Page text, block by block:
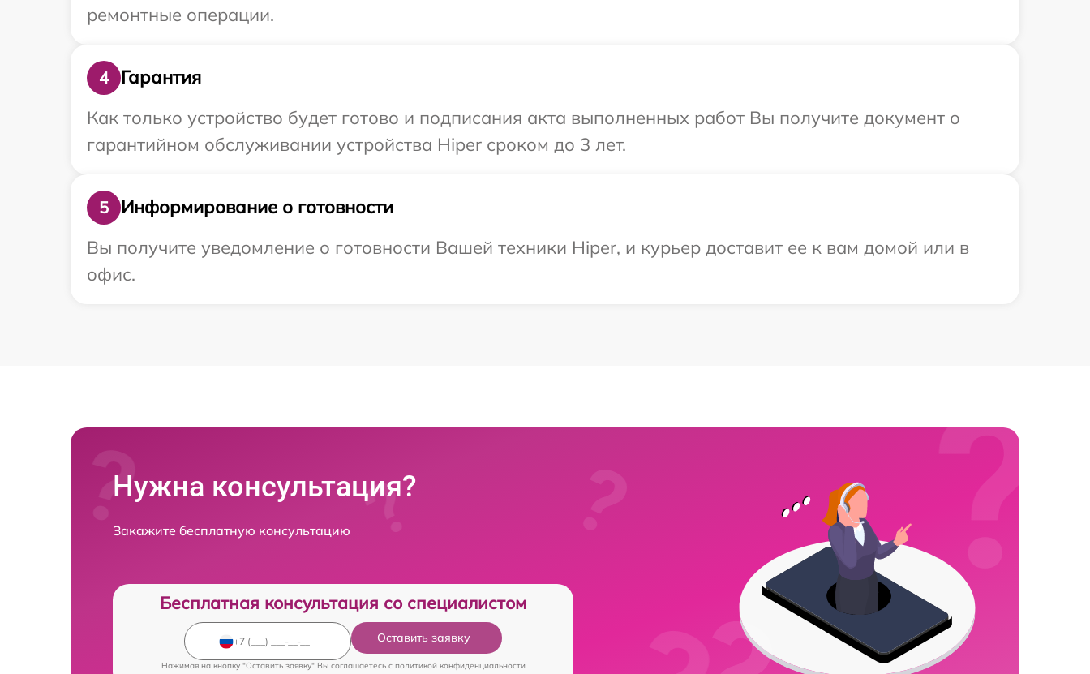
ремонтные операции.
4
Гарантия
Как только устройство будет готово и подписания акта выполненных работ Вы получите документ о
гарантийном обслуживании устройства Hiper сроком до 3 лет.
5
Информирование о готовности
Вы получите уведомление о готовности Вашей техники Hiper, и курьер доставит ее к вам домой или в
офис.
Нужна консультация?
Закажите бесплатную консультацию
Бесплатная консультация со специалистом
Оставить заявку
Нажимая на кнопку "Оставить заявку" Вы соглашаетесь c политикой конфиденциальности